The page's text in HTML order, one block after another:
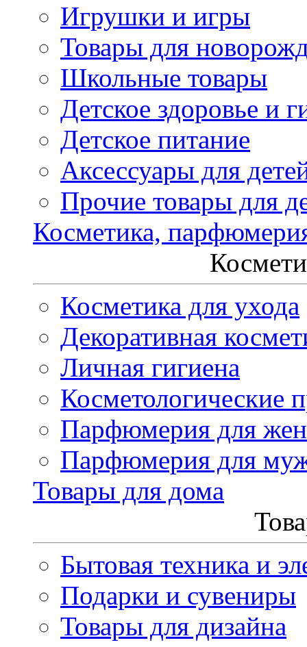
Игрушки и игры
Товары для
Школьные товары
Детское здоровье и
Детское питание
Аксессуары для
Прочие товары для
Косметика,
Косметика для ухода
Декоративная
Личная гигиена
Косметологические
Парфюмерия для
Парфюмерия для
Товары для дома
Бытовая техника и
Подарки и сувениры
Товары для дизайна